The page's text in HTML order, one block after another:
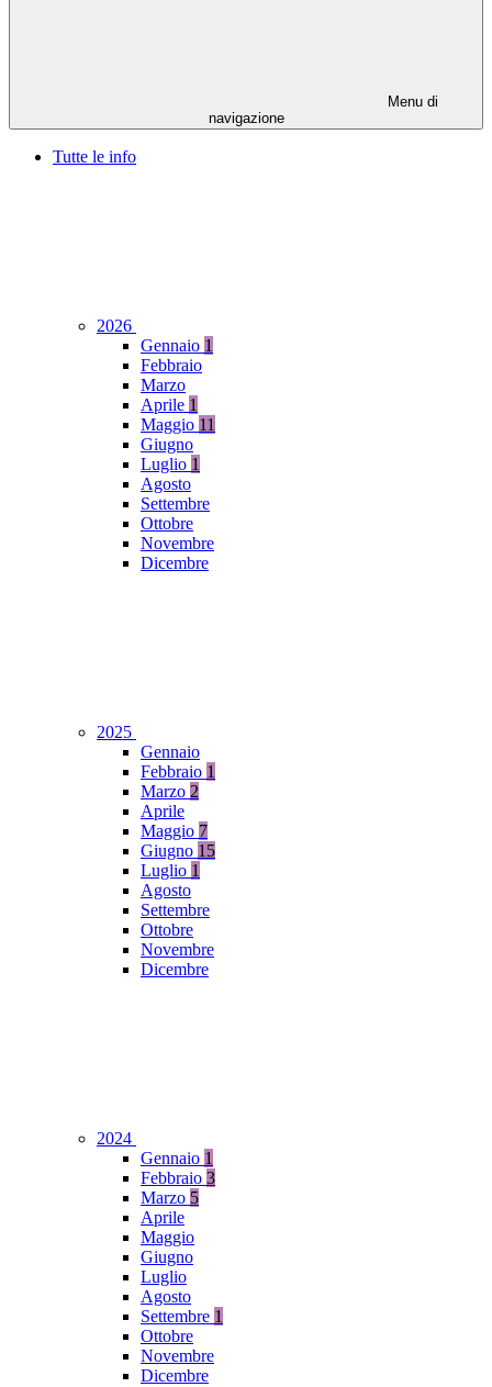
Menu di
navigazione
Tutte le info
2026
Gennaio 1
Febbraio
Marzo
Aprile 1
Maggio 11
Giugno
Luglio 1
Agosto
Settembre
Ottobre
Novembre
Dicembre
2025
Gennaio
Febbraio 1
Marzo 2
Aprile
Maggio 7
Giugno 15
Luglio 1
Agosto
Settembre
Ottobre
Novembre
Dicembre
2024
Gennaio 1
Febbraio 3
Marzo 5
Aprile
Maggio
Giugno
Luglio
Agosto
Settembre 1
Ottobre
Novembre
Dicembre